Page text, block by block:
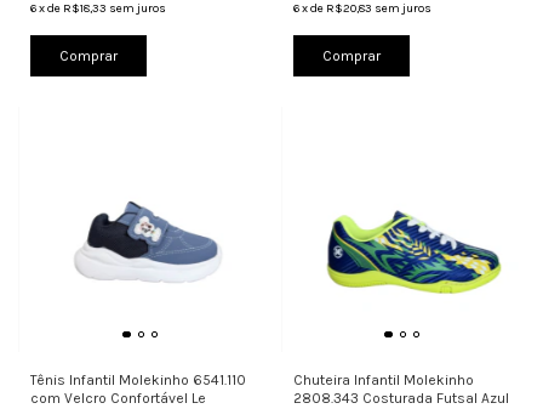
6xde R$18,33 sem juros
Comprar
6 xde R$20,83 sem juros
Comprar
Tênis Infantil Molekinho 6541.110
com Velcro Confortável Le
Chuteira Infantil Molekinho
2808.343 Costurada Futsal Azul